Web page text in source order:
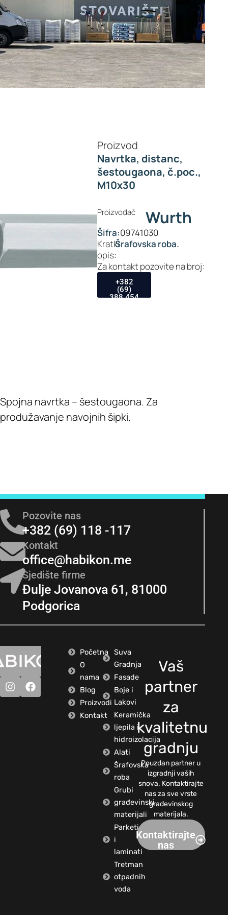
Proizvod
Navrtka, distanc,
šestougaona, č.poc.,
M10x30
Proizvođač Wurth
Šifra:09741030
Kratki
opis:
Šrafovska roba.
Za kontakt pozovite na broj:
+382
(69)
388 454
Spojna navrtka – šestougaona. Za
produžavanje navojnih šipki.
Pozovite nas
+382 (69) 118 -117
Kontakt
office@habikon.me
Sjedište firme
Đulje Jovanova 61, 81000
Podgorica
Početna
O
nama
Blog
Proizvodi
Kontakt
Suva
Gradnja
Fasade
Boje i
Lakovi
Keramička
ljepila i
hidroizolacija
Alati
Šrafovska
roba
Grubi
građevinski
materijali
Parketi
i
laminati
Tretman
otpadnih
voda
Vaš
partner
za
kvalitetnu
gradnju
Pouzdan partner u
izgradnji vaših
snova. Kontaktirajte
nas za sve vrste
građevinskog
materijala.
Kontaktirajte
nas